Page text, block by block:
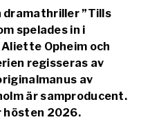
dramathriller ”Tills
spelades in i
Opheim och
regisseras av
av
är samproducent.
hösten 2026.